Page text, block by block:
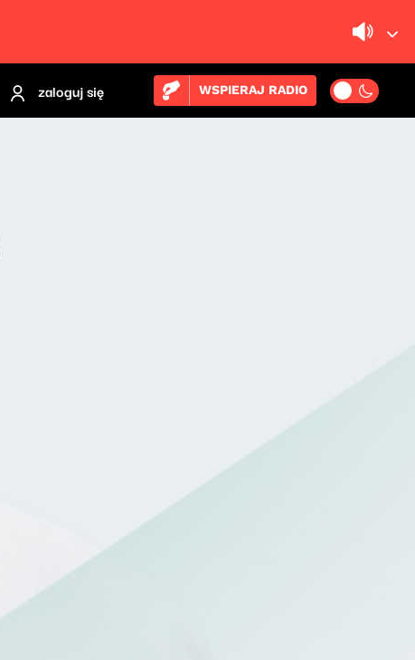
zaloguj się WSPIERAJ RADIO